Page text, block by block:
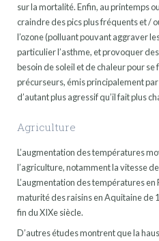
sur la mortalité. Enfin, au printemps
craindre des pics plus fréquents et /
l’ozone (polluant pouvant aggraver
particulier l’asthme, et provoquer
besoin de soleil et de chaleur pour
précurseurs, émis principalement
d’autant plus agressif qu’il fait plus
Agriculture
L’augmentation des températures
l’agriculture, notamment la vitesse
L’augmentation des températures
maturité des raisins en Aquitaine de
fin du XIXe siècle.
D’autres études montrent que la